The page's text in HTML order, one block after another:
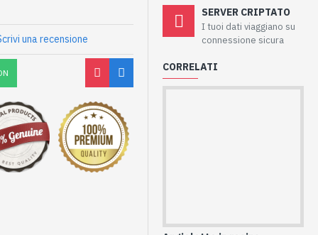
una recensione
SERVER CRIPTATO
I tuoi dati viaggiano su
connessione sicura
CORRELATI